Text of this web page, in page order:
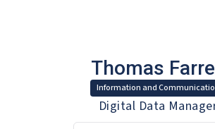
Information and
Thomas
Digital Data